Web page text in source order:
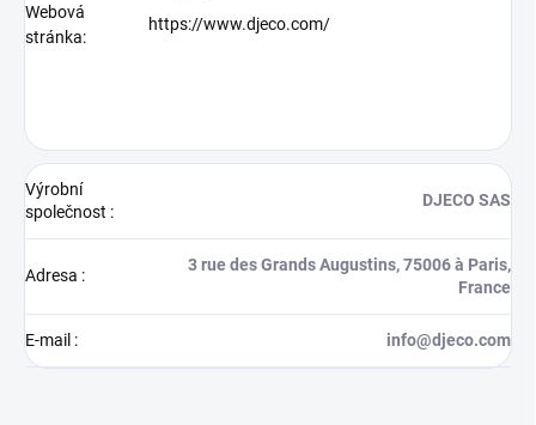
Webová
stránka:
https://www.djeco.com/
Výrobní
společnost :
DJECO SAS
Adresa :
3 rue des Grands Augustins, 75006 à Paris,
France
E-mail : info@djeco.com